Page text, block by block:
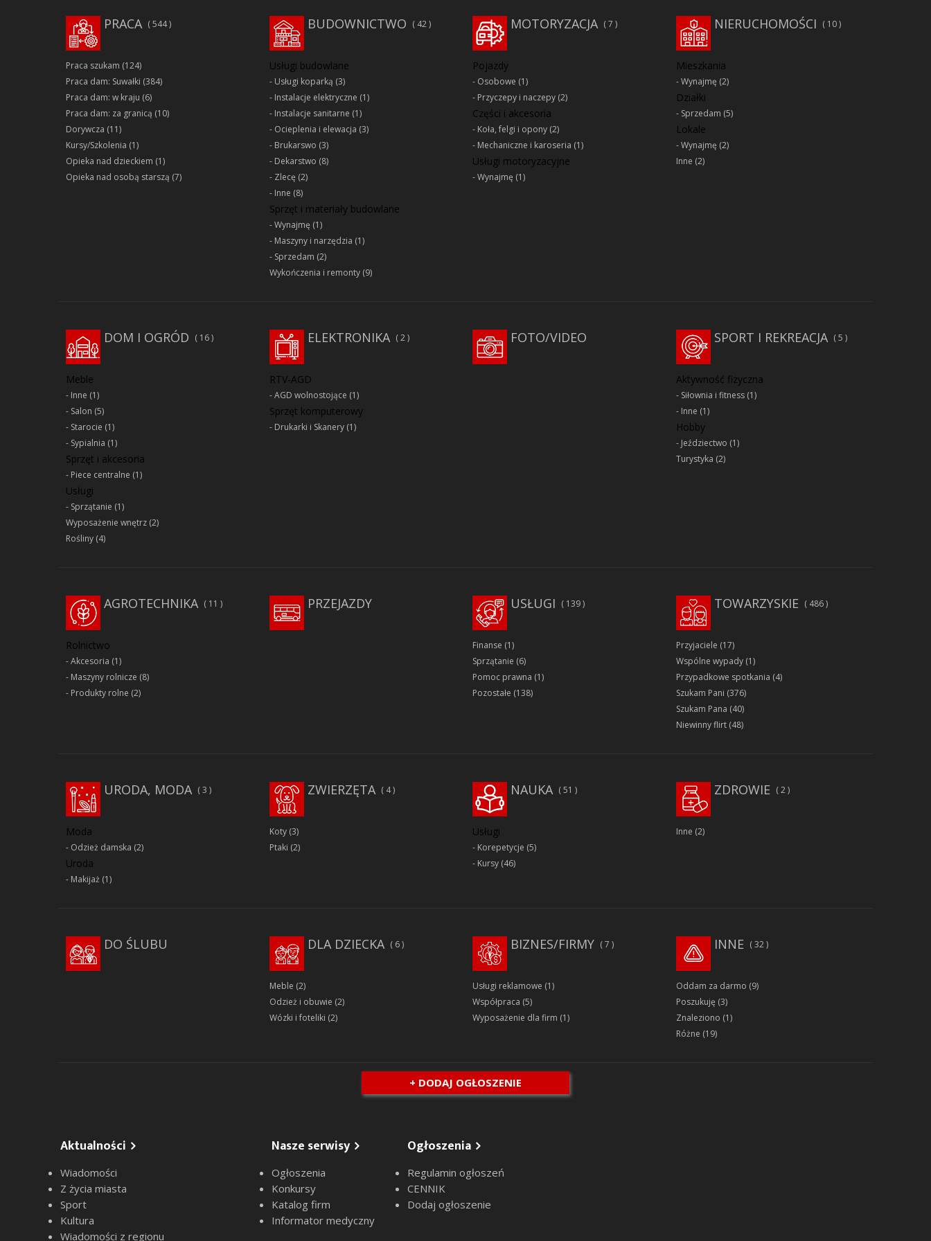
PRACA 544
Praca szukam (124)
Praca dam: Suwałki (384)
Praca dam: w kraju (6)
Praca dam: za granicą (10)
Dorywcza (11)
Kursy/Szkolenia (1)
Opieka nad dzieckiem (1)
Opieka nad osobą starszą (7)
BUDOWNICTWO 42
Usługi budowlane
Usługi koparką (3)
Instalacje elektryczne (1)
Instalacje sanitarne (1)
Ocieplenia i elewacja (3)
Brukarswo (3)
Dekarstwo (8)
Zlecę (2)
Inne (8)
Sprzęt i materiały budowlane
Wynajmę (1)
Maszyny i narzędzia (1)
Sprzedam (2)
Wykończenia i remonty(9)
MOTORYZACJA 7
Pojazdy
Osobowe (1)
Przyczepy i naczepy (2)
Części i akcesoria
Koła, felgi i opony (2)
Mechaniczne i karoseria (1)
Usługi motoryzacyjne
Wynajmę (1)
NIERUCHOMOŚCI 10
Mieszkania
Wynajmę (2)
Działki
Sprzedam (5)
Lokale
Wynajmę (2)
Inne (2)
DOM I OGRÓD 16
Meble
Inne (1)
Salon (5)
Starocie (1)
Sypialnia (1)
Sprzęt i akcesoria
Piece centralne (1)
Usługi
Sprzątanie (1)
Wyposażenie wnętrz (2)
Rośliny (4)
2
ELEKTRONIKA
RTV-AGD
AGD wolnostojące (1)
Sprzęt komputerowy
Drukarki i Skanery(1)
FOTO/VIDEO SPORT I REKREACJA 5
Aktywność fizyczna
Siłownia i fitness(1)
Inne (1)
Hobby
Jeździectwo (1)
Turystyka (2)
AGROTECHNIKA 11
Rolnictwo
Akcesoria (1)
Maszyny rolnicze (8)
Produkty rolne (2)
PRZEJAZDY 139
USŁUGI
Finanse (1)
Sprzątanie (6)
Pomoc prawna (1)
Pozostałe (138)
TOWARZYSKIE 486
Przyjaciele (17)
Wspólne wypady(1)
Przypadkowe spotkania (4)
Szukam Pani (376)
Szukam Pana (40)
Niewinny flirt(48)
URODA, MODA 3
Moda
Odzież damska (2)
Uroda
Makijaż (1)
ZWIERZĘTA 4
Koty(3)
Ptaki (2)
51
NAUKA
Usługi
Korepetycje (5)
Kursy (46)
ZDROWIE 2
Inne (2)
DO ŚLUBU 6
DLA DZIECKA
Meble (2)
Odzież i obuwie (2)
Wózki i foteliki (2)
7
BIZNES/FIRMY
Usługi reklamowe (1)
Współpraca (5)
Wyposażenie dla firm (1)
32
INNE
Oddam za darmo (9)
Poszukuję (3)
Znaleziono (1)
Różne (19)
+ DODAJ OGŁOSZENIE
Aktualności
Wiadomości
Z życia miasta
Sport
Kultura
Wiadomości z regionu
Nasze serwisy
Ogłoszenia
Konkursy
Katalog firm
Informator medyczny
Ogłoszenia
Regulamin ogłoszeń
CENNIK
Dodaj ogłoszenie